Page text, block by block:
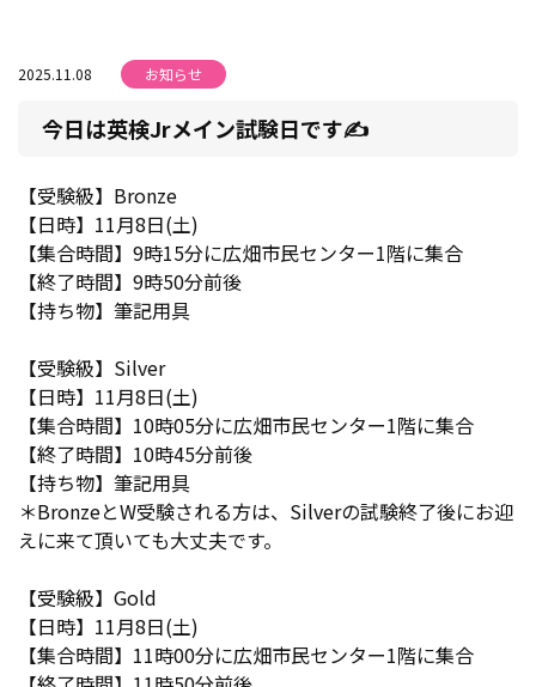
2025.11.08 お知らせ
今日は英検Jrメイン試験日です✍
【受験級】Bronze
【日時】11月8日(土)
【集合時間】9時15分に広畑市民センター1階に集合
【終了時間】9時50分前後
【持ち物】筆記用具
【受験級】Silver
【日時】11月8日(土)
【集合時間】10時05分に広畑市民センター1階に集合
【終了時間】10時45分前後
【持ち物】筆記用具
＊BronzeとW受験される方は、Silverの試験終了後にお迎
えに来て頂いても大丈夫です。
【受験級】Gold
【日時】11月8日(土)
【集合時間】11時00分に広畑市民センター1階に集合